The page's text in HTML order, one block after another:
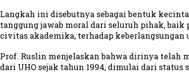
t
a
r
H
O
Langkah ini disebutnya sebagai bentuk
tanggung jawab moral dari seluruh pihak, baik
civitas akademika, terhadap keberlangsungan
Prof. Ruslin menjelaskan bahwa dirinya telah
dari UHO sejak tahun 1994, dimulai dari status